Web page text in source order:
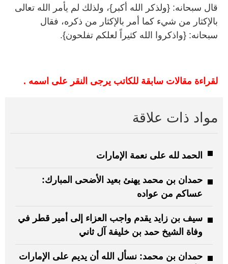
قال سبحانه: {ولذكر الله أكبر}، ولذلك لم يأمر الله تعالى
بالإكثار من شيء كما أمر بالإكثار من ذكره، فقال
سبحانه: {واذكروا الله كثيراً لعلكم تفلحون}.
لقراءة مقالات سابقة للكاتب يرجى النقر على اسمه .
مواد ذات علاقة
الحمد لله على نعمة الإمارات
حمدان بن محمد يهنئ بعيد الأضحى المبارك:
عساكم من عواده
سيف بن زايد يقدم واجب العزاء إلى أمير قطر في
وفاة الشيخ حمد بن خليفة آل ثاني
حمدان بن محمد: نسأل الله أن يديم على الإمارات